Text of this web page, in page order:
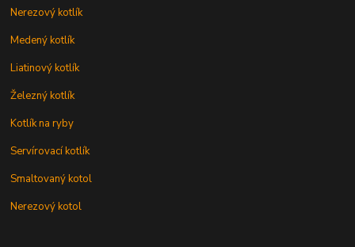
Nerezový kotlík
Medený kotlík
Liatinový kotlík
Železný kotlík
Kotlík na ryby
Servírovací kotlík
Smaltovaný kotol
Nerezový kotol